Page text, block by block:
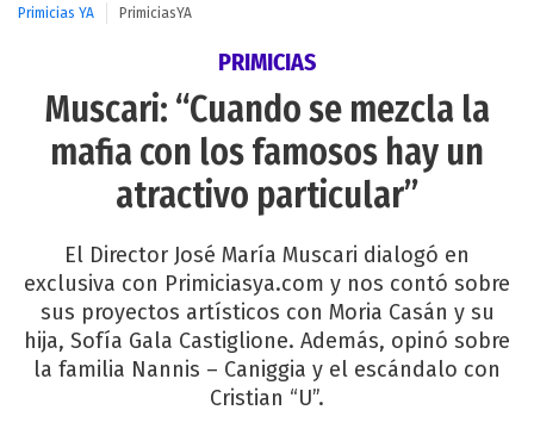
Primicias YA PrimiciasYA
PRIMICIAS
Muscari: “Cuando se mezcla la
mafia con los famosos hay un
atractivo particular”
El Director José María Muscari dialogó en
exclusiva con Primiciasya.com y nos contó sobre
sus proyectos artísticos con Moria Casán y su
hija, Sofía Gala Castiglione. Además, opinó sobre
la familia Nannis – Caniggia y el escándalo con
Cristian “U”.